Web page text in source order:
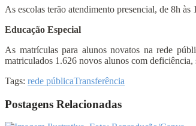
As escolas terão atendimento presencial, de 8h
Educação Especial
As matrículas para alunos novatos na rede
matriculados 1.626 novos alunos com
Tags: rede públicaTransferência
Postagens Relacionadas